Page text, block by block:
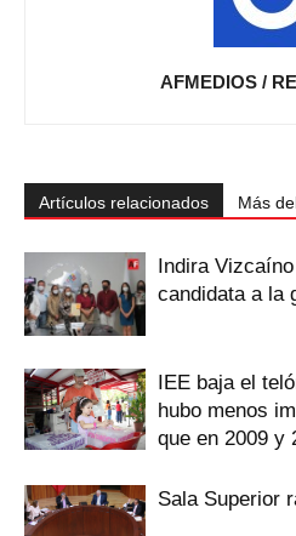
AFMEDIOS /
Artículos relacionados Más
Indira
candidata a la
IEE baja el
hubo menos
que en 2009 y
Sala Superior